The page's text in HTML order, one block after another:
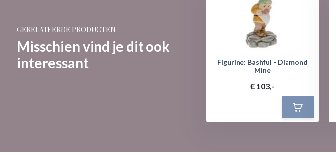
GERELATEERDE PRODUCTEN
Misschien vind je dit ook
interessant
Happy - Diamond
Mine
Figurine: Bashful - Diamond
Mine
€ 103,-